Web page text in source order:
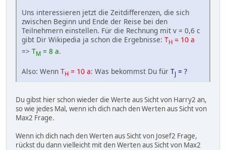
Uns interessieren jetzt die Zeitdifferenzen, die sich
zwischen Beginn und Ende der Reise bei den
Teilnehmern einstellen. Für die Rechnung mit v = 0,6 c
gibt Dir Wikipedia ja schon die Ergebnisse: TH = 10 a
=> TM = 8 a.
Also: Wenn TH = 10 a: Was bekommst Du für TJ = ?
Du gibst hier schon wieder die Werte aus Sicht von Harry2 an,
so wie jedes Mal, wenn ich dich nach den Werten aus Sicht von
Max2 Frage.
Wenn ich dich nach den Werten aus Sicht von Josef2 Frage,
rückst du dann vielleicht mit den Werten aus Sicht von Max2